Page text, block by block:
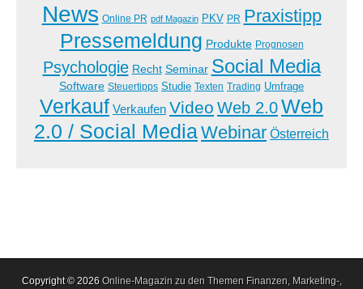
News Online PR pdf Magazin PKV PR Praxistipp
Pressemeldung Produkte Prognosen
Psychologie Recht Seminar Social Media
Software Steuertipps Studie Texten Trading Umfrage
Verkauf Verkaufen Video Web 2.0Web
2.0 / Social MediaWebinar Österreich
Copyright © 2026 Online-Magazin zu den Themen Finanzen, Marketing-,